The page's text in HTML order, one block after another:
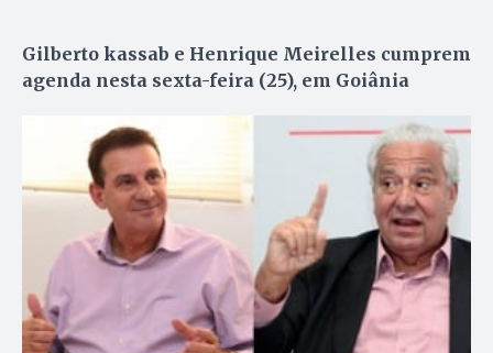
Gilberto kassab e Henrique Meirelles cumprem
agenda nesta sexta-feira (25), em Goiânia